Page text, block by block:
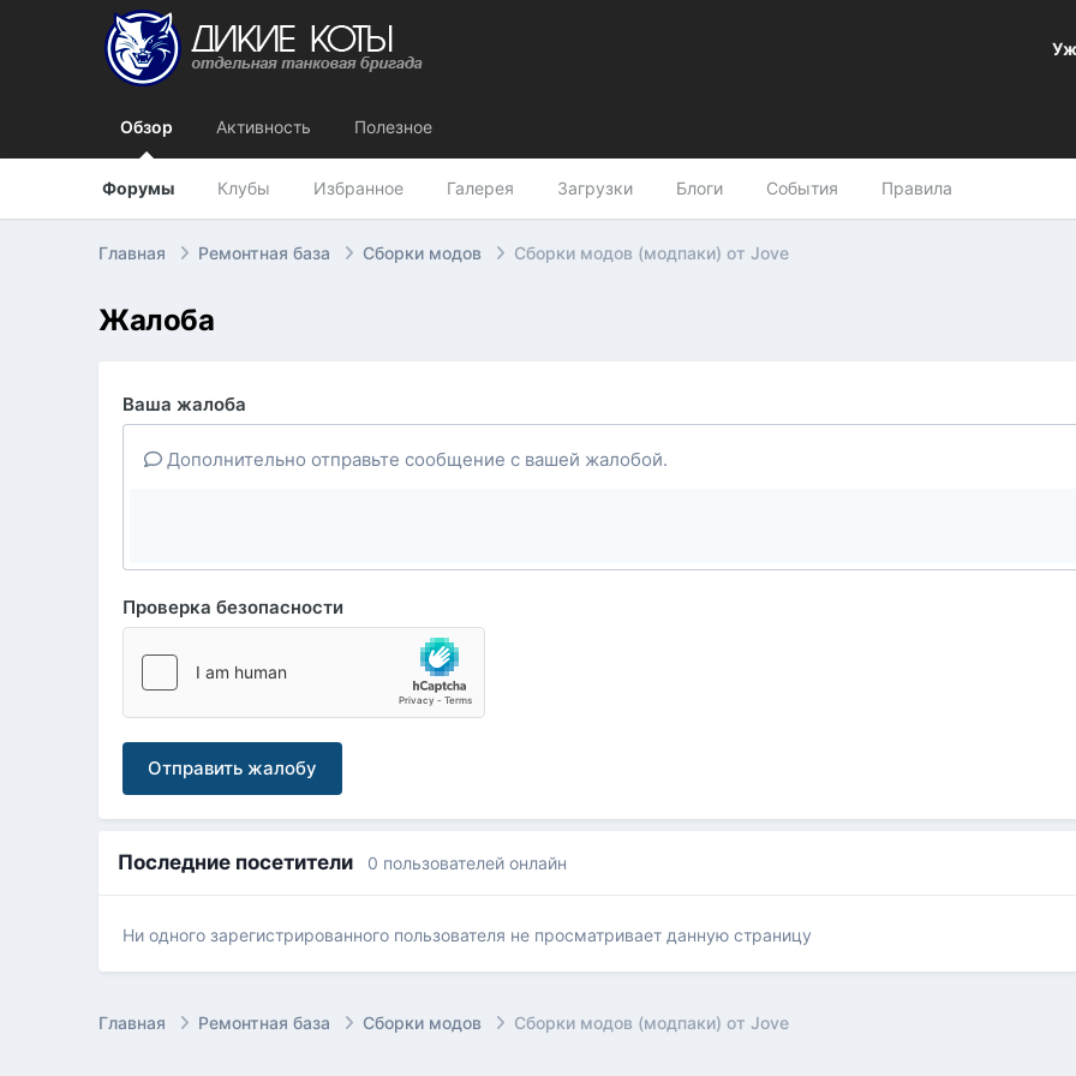
Обзор
Форумы Клубы Избранное Галерея Загрузки Блоги События Правила
Активность Полезное
Главная Ремонтная база Сборки модов Сборки модов (модпаки) от Jove
Жалоба
Ваша жалоба
Дополнительно отправьте сообщение с вашей жалобой.
Проверка безопасности
Отправить жалобу
Последние посетители 0 пользователей онлайн
Ни одного зарегистрированного пользователя не просматривает данную страницу
Главная Ремонтная база Сборки модов Сборки модов (модпаки) от Jove